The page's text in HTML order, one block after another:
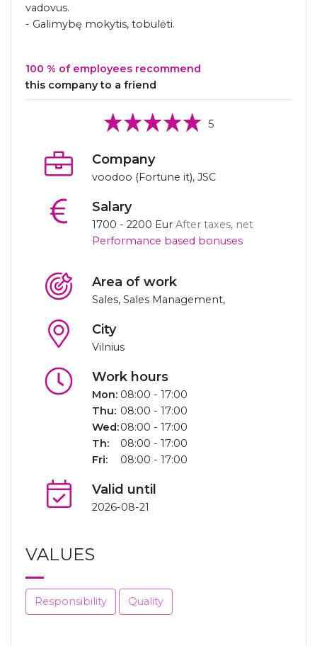
vadovus.
- Galimybę mokytis, tobulėti.
100 % of employees recommend
this company to a friend
5
Company
voodoo (Fortune it), JSC
Salary
1700 - 2200 Eur After taxes, net
Performance based bonuses
Area of ​​work
Sales, Sales Management,
City
Vilnius
Work hours
Mon: 08:00 - 17:00
Thu: 08:00 - 17:00
Wed:08:00 - 17:00
Th:
08:00 - 17:00
Fri:
08:00 - 17:00
Valid until
2026-08-21
VALUES
Responsibility Quality